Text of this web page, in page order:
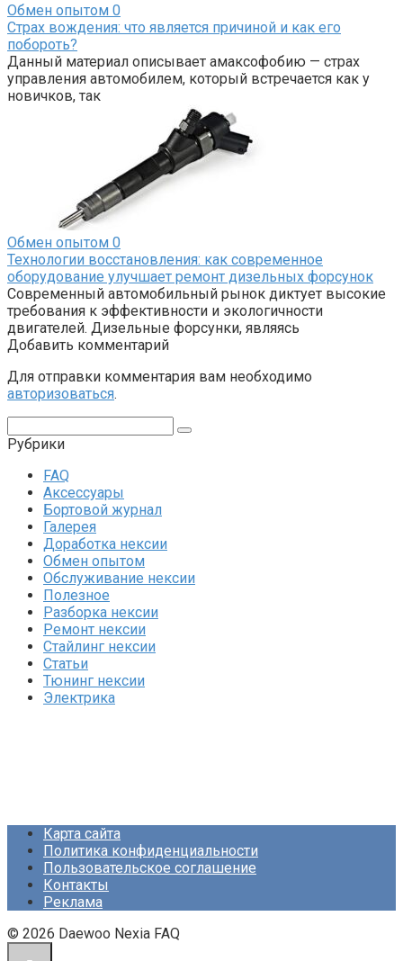
Обмен опытом 0
Страх вождения: что является причиной и как его
побороть?
Данный материал описывает амаксофобию — страх
управления автомобилем, который встречается как у
новичков, так
Обмен опытом 0
Технологии восстановления: как современное
оборудование улучшает ремонт дизельных форсунок
Современный автомобильный рынок диктует высокие
требования к эффективности и экологичности
двигателей. Дизельные форсунки, являясь
Добавить комментарий
Для отправки комментария вам необходимо
авторизоваться.
Рубрики
FAQ
Аксессуары
Бортовой журнал
Галерея
Доработка нексии
Обмен опытом
Обслуживание нексии
Полезное
Разборка нексии
Ремонт нексии
Стайлинг нексии
Статьи
Тюнинг нексии
Электрика
Карта сайта
Политика конфиденциальности
Пользовательское соглашение
Контакты
Реклама
© 2026 Daewoo Nexia FAQ